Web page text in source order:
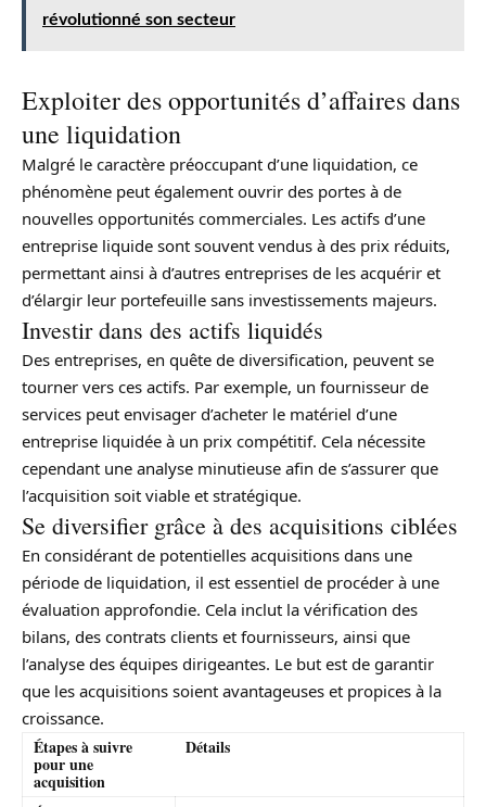
révolutionné son secteur
Exploiter des opportunités d’affaires dans
une liquidation
Malgré le caractère préoccupant d’une liquidation, ce
phénomène peut également ouvrir des portes à de
nouvelles opportunités commerciales. Les actifs d’une
entreprise liquide sont souvent vendus à des prix réduits,
permettant ainsi à d’autres entreprises de les acquérir et
d’élargir leur portefeuille sans investissements majeurs.
Investir dans des actifs liquidés
Des entreprises, en quête de diversification, peuvent se
tourner vers ces actifs. Par exemple, un fournisseur de
services peut envisager d’acheter le matériel d’une
entreprise liquidée à un prix compétitif. Cela nécessite
cependant une analyse minutieuse afin de s’assurer que
l’acquisition soit viable et stratégique.
Se diversifier grâce à des acquisitions ciblées
En considérant de potentielles acquisitions dans une
période de liquidation, il est essentiel de procéder à une
évaluation approfondie. Cela inclut la vérification des
bilans, des contrats clients et fournisseurs, ainsi que
l’analyse des équipes dirigeantes. Le but est de garantir
que les acquisitions soient avantageuses et propices à la
croissance.
Étapes à suivre
pour une
acquisition
Détails